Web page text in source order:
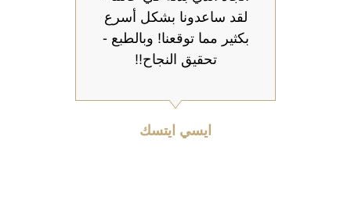
لقد ساعدونا بشكل أسرع
بكثير مما توقعنا! وبالطبع -
تحقيق النجاح!!
ايسي ايتسك